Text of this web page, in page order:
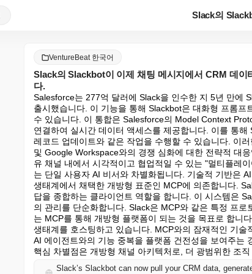
VentureBeat 한국어
Slack의 Slackbot이 이제 채팅 메시지에서 CRM 데
다.
Salesforce는 277억 달러에 Slack을 인수한 지 5년 만에
출시했습니다. 이 기능을 통해 Slackbot은 대화형 프롬
수 있습니다. 이 통합은 Salesforce의 Model Context
연결하여 실시간 데이터 액세스를 제공합니다. 이를 통
레코드 업데이트와 같은 작업을 수행할 수 있습니다. 이
및 Google Workspace와의 경쟁 심화에 대한 전략적 대
유 채널 내에서 시각적이고 협업적일 수 있는 "멀티플레
는 단일 사용자 AI 비서와 차별화됩니다. 기술적 기반은
생태계에서 채택한 개방형 표준인 MCP에 의존합니다.
답을 종합하는 클라이언트 역할을 합니다. 이 시스템은
의 관리를 단순화합니다. Slack은 MCP와 같은 특정 프
는 MCP를 통해 개방형 플랫폼이 되는 것을 목표로 합니
생태계를 호스팅하고 있습니다. MCP와의 잠재적인 기
AI 에이전트와의 기능 중복을 플랫폼 건전성을 보여주는
핵심 차별점은 개방형 채널 아키텍처로, 더 광범위한 조
Slack’s Slackbot can now pull your CRM data,